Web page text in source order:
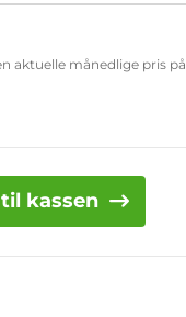
aktuelle månedlige pris på
kassen